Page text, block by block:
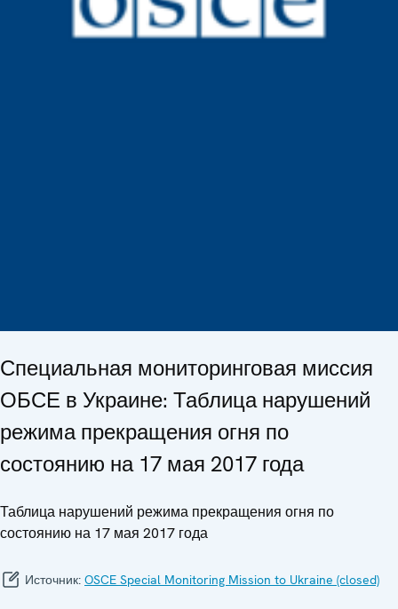
Специальная мониторинговая миссия
ОБСЕ в Украине: Таблица нарушений
режима прекращения огня по
состоянию на 17 мая 2017 года
Таблица нарушений режима прекращения огня по
состоянию на 17 мая 2017 года
Источник: OSCE Special Monitoring Mission to Ukraine (closed)